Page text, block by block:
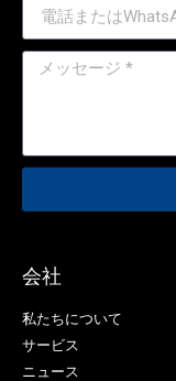
会社
私たちについて
サービス
ニュース